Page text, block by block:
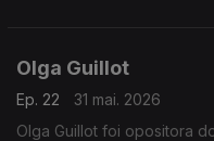
Olga Guillot
Ep. 22
31 mai. 2026
Olga Guillot foi opositora